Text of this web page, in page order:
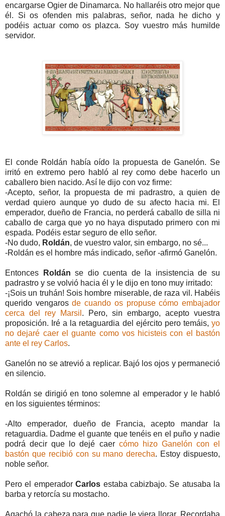
encargarse Ogier de Dinamarca. No hallaréis otro mejor que
él. Si os ofenden mis palabras, señor, nada he dicho y
podéis actuar como os plazca. Soy vuestro más humilde
servidor.
El conde Roldán había oído la propuesta de Ganelón. Se
irritó en extremo pero habló al rey como debe hacerlo un
caballero bien nacido. Así le dijo con voz firme:
-Acepto, señor, la propuesta de mi padrastro, a quien de
verdad quiero aunque yo dudo de su afecto hacia mi. El
emperador, dueño de Francia, no perderá caballo de silla ni
caballo de carga que yo no haya disputado primero con mi
espada. Podéis estar seguro de ello señor.
-No dudo, Roldán, de vuestro valor, sin embargo, no sé...
-Roldán es el hombre más indicado, señor -afirmó Ganelón.
Entonces Roldán se dio cuenta de la insistencia de su
padrastro y se volvió hacia él y le dijo en tono muy irritado:
-¡Sois un truhán! Sois hombre miserable, de raza vil. Habéis
querido vengarosde cuando os propuse cómo embajador
cerca del rey Marsil . Pero, sin embargo, acepto vuestra
proposición. Iré a la retaguardia del ejército pero temáis, yo
no dejaré caer el guante como vos hicisteis con el bastón
ante el rey Carlos.
Ganelón no se atrevió a replicar. Bajó los ojos y permaneció
en silencio.
Roldán se dirigió en tono solemne al emperador y le habló
en los siguientes términos:
-Alto emperador, dueño de Francia, acepto mandar la
retaguardia. Dadme el guante que tenéis en el puño y nadie
podrá decir que lo dejé caer cómo hizo Ganelón con el
bastón que recibió con su mano derecha. Estoy dispuesto,
noble señor.
Pero el emperadorCarlos estaba cabizbajo. Se atusaba la
barba y retorcía su mostacho.
Agachó la cabeza para que nadie le viera llorar. Recordaba